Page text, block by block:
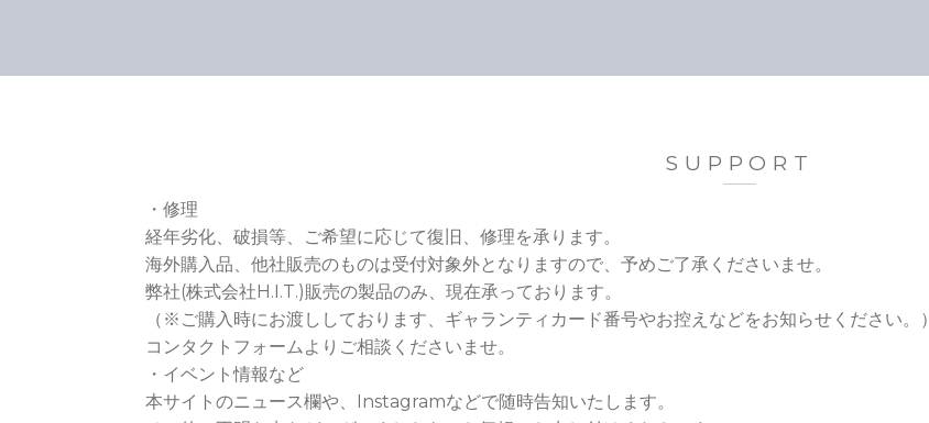
SUPPORT
・修理
経年劣化、破損等、ご希望に応じて復旧、修理を承ります。
海外購入品、他社販売のものは受付対象外となりますので、予めご了承くださいませ。
弊社(株式会社H.I.T.)販売の製品のみ、現在承っております。
（※ご購入時にお渡ししております、ギャランティカード番号やお控えなどをお知らせください。）
コンタクトフォームよりご相談くださいませ。
・イベント情報など
本サイトのニュース欄や、Instagramなどで随時告知いたします。